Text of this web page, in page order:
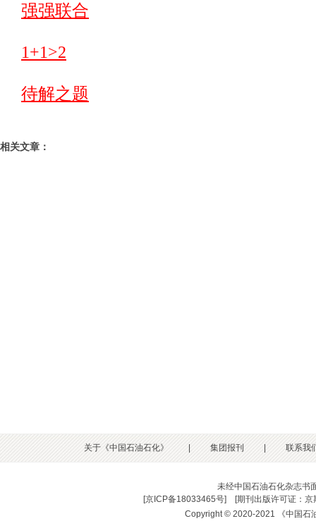
强强联合
1+1>2
待解之题
相关文章：
关于《中国石油石化》 集团报刊 联系我
未经中国石油石化杂志书
[京ICP备18033465号] [期刊出版许可证：
Copyright © 2020-2021 《中国石